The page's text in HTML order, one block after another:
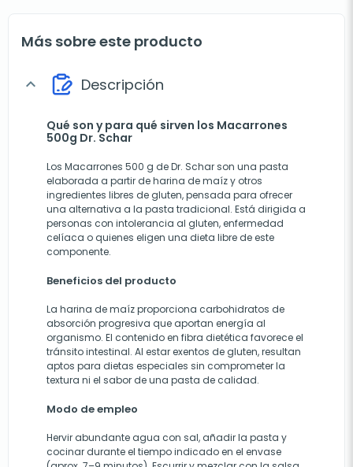
Más sobre este producto
expand_more Descripción
Qué son y para qué sirven los Macarrones
500g Dr. Schar
Los Macarrones 500 g de Dr. Schar son una pasta
elaborada a partir de harina de maíz y otros
ingredientes libres de gluten, pensada para ofrecer
una alternativa a la pasta tradicional. Está dirigida a
personas con intolerancia al gluten, enfermedad
celíaca o quienes eligen una dieta libre de este
componente.
Beneficios del producto
La harina de maíz proporciona carbohidratos de
absorción progresiva que aportan energía al
organismo. El contenido en fibra dietética favorece el
tránsito intestinal. Al estar exentos de gluten, resultan
aptos para dietas especiales sin comprometer la
textura ni el sabor de una pasta de calidad.
Modo de empleo
Hervir abundante agua con sal, añadir la pasta y
cocinar durante el tiempo indicado en el envase